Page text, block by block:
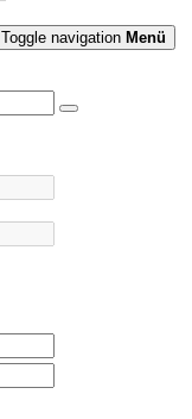
Toggle navigation Menü